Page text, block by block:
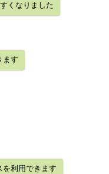
くなりました
ます
を利用できます